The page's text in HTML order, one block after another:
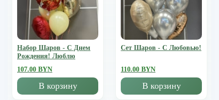
Набор Шаров - С Днем
Рождения! Люблю
107.00 BYN
В корзину
Сет Шаров - С Любовью!
110.00 BYN
В корзину